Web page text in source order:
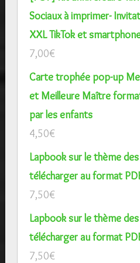
Sociaux à imprimer-
XXL TikTok et
7,00€
Carte trophée pop-up
et Meilleure Maître
par les enfants
4,50€
Lapbook sur le thème des
télécharger au format
7,50€
Lapbook sur le thème
télécharger au format
7,50€